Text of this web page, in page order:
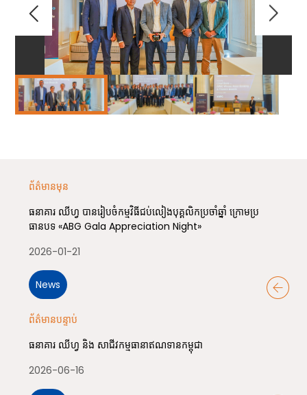
ព័ត៌មានមុន
ធនាគារ ឈីហ្វ បានរៀបចំកម្មវិធីជប់លៀងបុគ្គលិកប្រចាំឆ្នាំ ក្រោមប្រ
ធានបទ «ABG Gala Appreciation Night»
2026-01-21
News
ព័ត៌មានបន្ទាប់
ធនាគារ ឈីហ្វ និង សាជីវកម្មធានាឥណទានកម្ពុជា
2026-06-16